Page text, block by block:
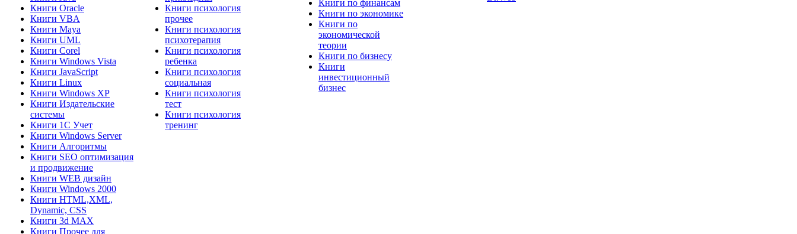
Книги Oracle
Книги VBA
Книги Maya
Книги UML
Книги Corel
Книги Windows Vista
Книги JavaScript
Книги Linux
Книги Windows XP
Книги Издательские
системы
Книги 1C Учет
Книги Windows Server
Книги Алгоритмы
Книги SEO оптимизация
и продвижение
Книги WEB дизайн
Книги Windows 2000
Книги HTML,XML,
Dynamic, CSS
Книги 3d MAX
Книги Прочее для
Книги психология
прочее
Книги психология
психотерапия
Книги психология
ребенка
Книги психология
социальная
Книги психология
тест
Книги психология
тренинг
Книги по финансам
Книги по экономике
Книги по
экономической
теории
Книги по бизнесу
Книги
инвестиционный
бизнес